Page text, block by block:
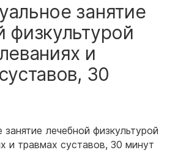
занятие
физкультурой
и
30
лечебной физкультурой
и травмах суставов, 30 минут